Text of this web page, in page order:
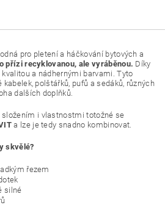
pro pletení a háčkování bytových a
přízi recyklovanou, ale vyráběnou. Díky
a nádhernými barvami. Tyto
polštářků, pufů a sedáků, různých
dalších doplňků.
složením i vlastnostmi totožné se
a lze je tedy snadno kombinovat.
skvělé?
řezem
silné